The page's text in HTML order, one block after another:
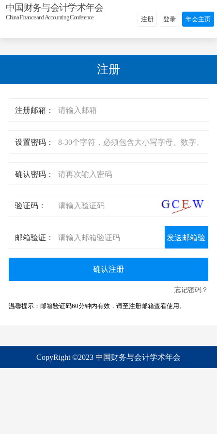
中国财务与会计学术年会
China Finance and Accounting Conference 注册 登录 年会主页
注册
注册邮箱：
设置密码：
确认密码：
验证码：
邮箱验证： 发送邮箱验
证码
确认注册
忘记密码？
温馨提示：邮箱验证码60分钟内有效，请至注册邮箱查看使用。
CopyRight ©2023 中国财务与会计学术年会